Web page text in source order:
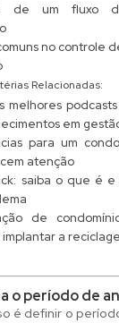
de um fluxo
no controle
Relacionadas:
melhores
em
para um
atenção
saiba o que é e
de
a
o período de
é definir o